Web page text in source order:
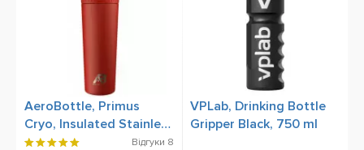
AeroBottle, Primus
Cryo, Insulated Stainless
Steel, Wildfire,
Відгуки 8
VPLab, Drinking Bottle
Gripper Black, 750 ml